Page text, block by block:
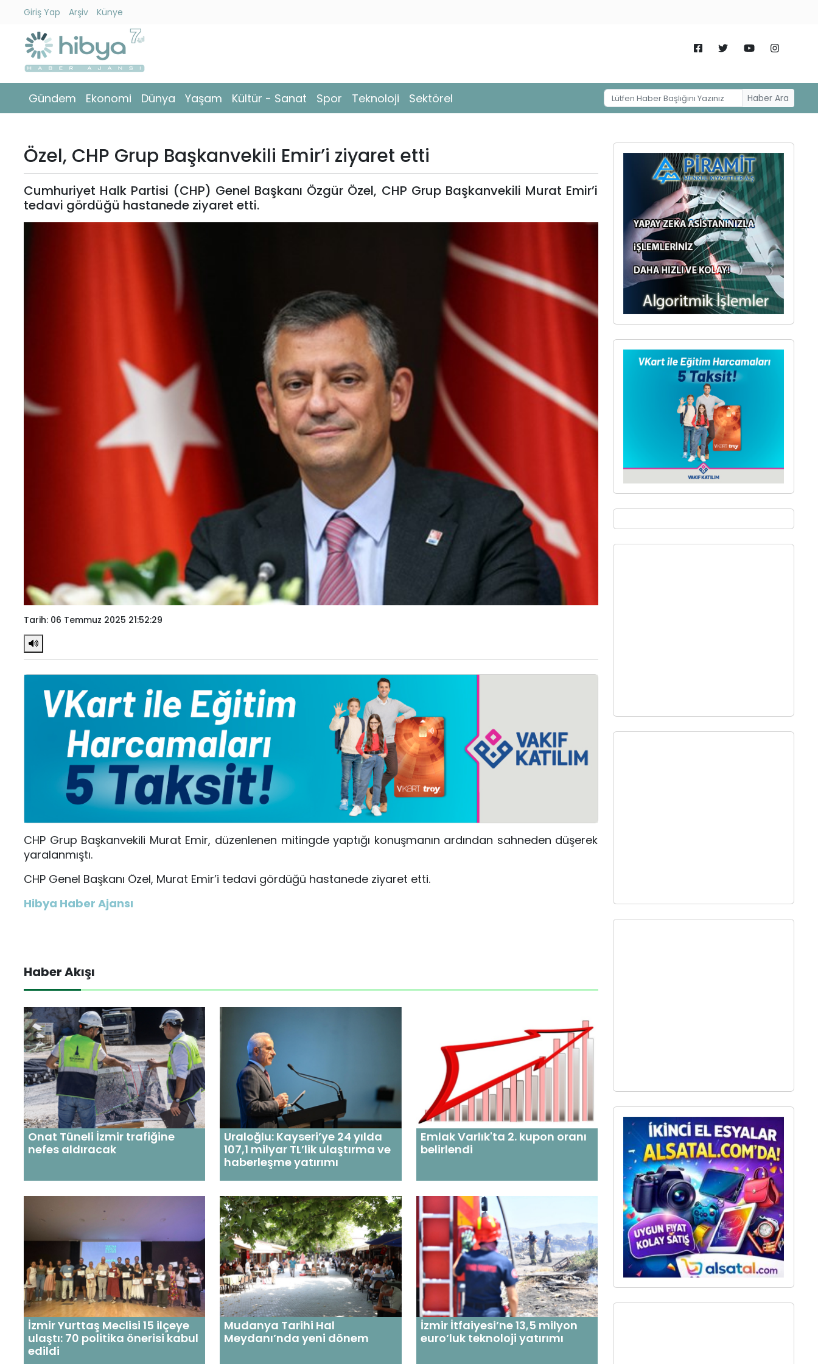
Giriş Yap Arşiv Künye
Gündem Ekonomi Dünya Yaşam Kültür - Sanat Spor Teknoloji Sektörel Haber Ara
Gündem
Ekonomi
Yaşam
Kültür
Sanat
Künye
Özel, CHP Grup Başkanvekili Emir’i ziyaret etti
Cumhuriyet Halk Partisi (CHP) Genel Başkanı Özgür Özel, CHP Grup Başkanvekili Murat Emir’i
tedavi gördüğü hastanede ziyaret etti.
Tarih: 06 Temmuz 2025 21:52:29
CHP Grup Başkanvekili Murat Emir, düzenlenen mitingde yaptığı konuşmanın ardından sahneden düşerek
yaralanmıştı.
CHP Genel Başkanı Özel, Murat Emir’i tedavi gördüğü hastanede ziyaret etti.
Hibya Haber Ajansı
Haber Akışı
Onat Tüneli İzmir trafiğine
nefes aldıracak
Uraloğlu: Kayseri’ye 24 yılda
107,1 milyar TL’lik ulaştırma ve
haberleşme yatırımı
Emlak Varlık'ta 2. kupon oranı
belirlendi
İzmir Yurttaş Meclisi 15 ilçeye
ulaştı: 70 politika önerisi kabul
edildi
Mudanya Tarihi Hal
Meydanı’nda yeni dönem
İzmir İtfaiyesi’ne 13,5 milyon
euro’luk teknoloji yatırımı